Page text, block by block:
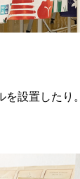
設置したり。